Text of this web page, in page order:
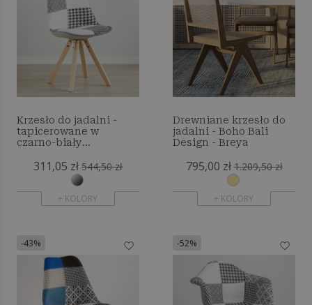
Krzesło do jadalni -
tapicerowane w
czarno-biały
311,05 zł 544,50 zł
+ KOLORY
Drewniane krzesło do
jadalni - Boho Bali
Design - Breya
795,00 zł 1.209,50 zł
+ KOLORY
-43% -52%